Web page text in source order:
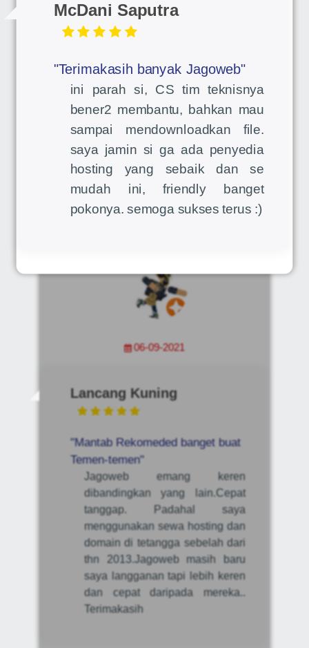
McDani Saputra
"Terimakasih banyak Jagoweb"
ini parah si, CS tim teknisnya
bener2 membantu, bahkan mau
sampai mendownloadkan file.
saya jamin si ga ada penyedia
hosting yang sebaik dan se
mudah ini, friendly banget
pokonya. semoga sukses terus :)
06-09-2021
Lancang Kuning
"Mantab Rekomeded banget buat
Temen-temen"
Jagoweb emang keren
dibandingkan yang lain.Cepat
tanggap. Padahal saya
menggunakan sewa hosting dan
domain di tetangga sebelah dari
thn 2013.Jagoweb masih baru
saya langganan tapi lebih keren
dan cepat daripada mereka..
Terimakasih